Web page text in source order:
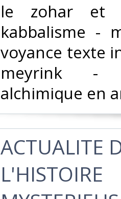
‎le zohar et
kabbalisme -
voyance texte
meyrink -
alchimique en
‎ACTUALITE
L'HISTOIRE